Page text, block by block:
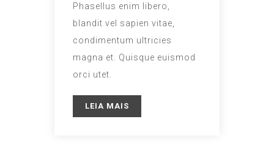
Phasellus enim libero,
blandit vel sapien vitae,
condimentum ultricies
magna et. Quisque euismod
orci utet.
LEIA MAIS